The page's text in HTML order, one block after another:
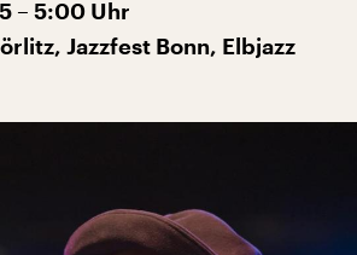
– 5:00 Uhr
Jazzfest Bonn, Elbjazz